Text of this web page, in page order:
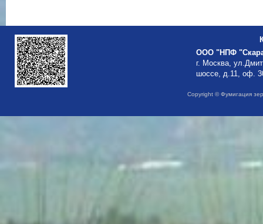
ООО "НПФ
г. Москва,
шоссе, д.11, оф.
Copyright © Фумигация